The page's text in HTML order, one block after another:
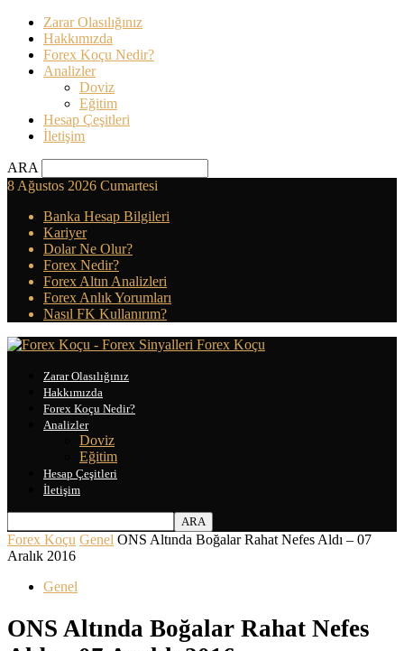
Zarar Olasılığınız
Hakkımızda
Forex Koçu Nedir?
Analizler
Doviz
Eğitim
Hesap Çeşitleri
İletişim
ARA
8 Ağustos 2026 Cumartesi
Banka Hesap Bilgileri
Kariyer
Dolar Ne Olur?
Forex Nedir?
Forex Altın Analizleri
Forex Anlık Yorumları
Nasıl FK Kullanırım?
Forex Koçu
Zarar Olasılığınız
Hakkımızda
Forex Koçu Nedir?
Analizler
Doviz
Eğitim
Hesap Çeşitleri
İletişim
Forex Koçu Genel ONS Altında Boğalar Rahat Nefes Aldı – 07
Aralık 2016
Genel
ONS Altında Boğalar Rahat Nefes